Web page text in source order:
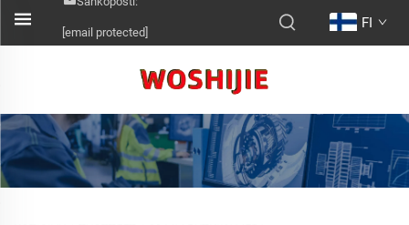
[email protected]
FI